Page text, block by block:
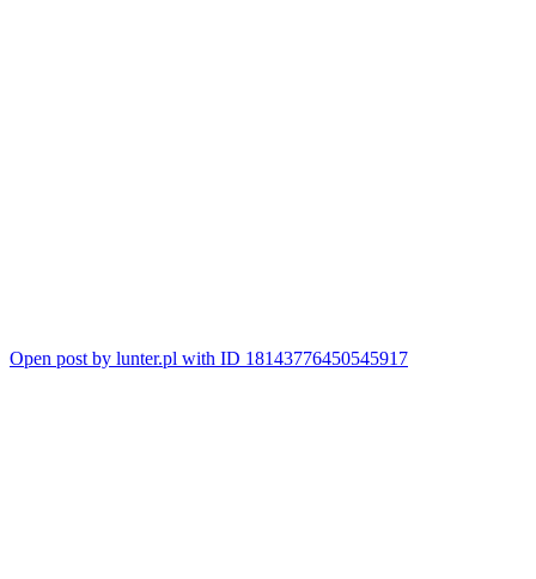
Open post by lunter.pl with ID 18143776450545917